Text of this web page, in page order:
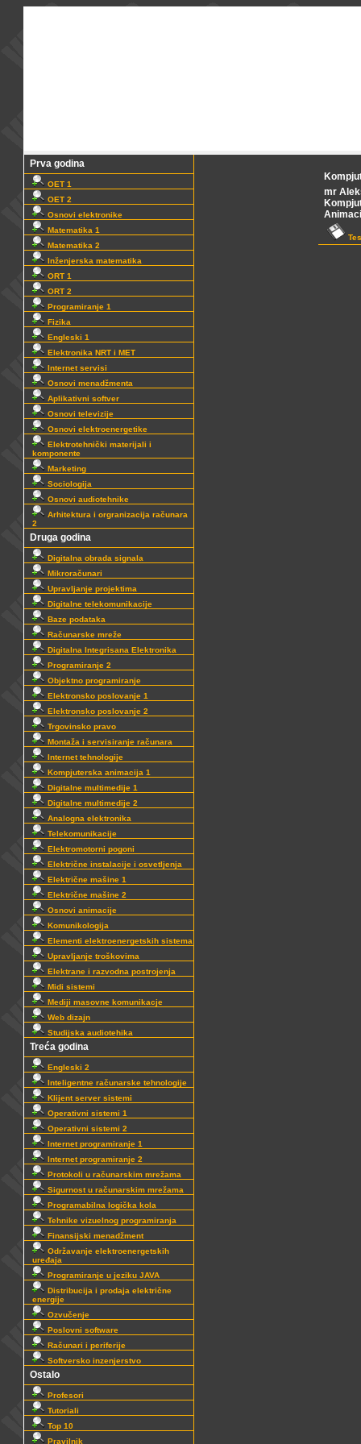
Prva godina
OET 1
OET 2
Osnovi elektronike
Matematika 1
Matematika 2
Inženjerska matematika
ORT 1
ORT 2
Programiranje 1
Fizika
Engleski 1
Elektronika NRT i MET
Internet servisi
Osnovi menadžmenta
Aplikativni softver
Osnovi televizije
Osnovi elektroenergetike
Elektrotehnički materijali i
komponente
Marketing
Sociologija
Osnovi audiotehnike
Arhitektura i orgranizacija računara
2
Druga godina
Digitalna obrada signala
Mikroračunari
Upravljanje projektima
Digitalne telekomunikacije
Baze podataka
Računarske mreže
Digitalna Integrisana Elektronika
Programiranje 2
Objektno programiranje
Elektronsko poslovanje 1
Elektronsko poslovanje 2
Trgovinsko pravo
Montaža i servisiranje računara
Internet tehnologije
Kompjuterska animacija 1
Digitalne multimedije 1
Digitalne multimedije 2
Analogna elektronika
Telekomunikacije
Elektromotorni pogoni
Električne instalacije i osvetljenja
Električne mašine 1
Električne mašine 2
Osnovi animacije
Komunikologija
Elementi elektroenergetskih sistema
Upravljanje troškovima
Elektrane i razvodna postrojenja
Midi sistemi
Mediji masovne komunikacje
Web dizajn
Studijska audiotehika
Treća godina
Engleski 2
Inteligentne računarske tehnologije
Klijent server sistemi
Operativni sistemi 1
Operativni sistemi 2
Internet programiranje 1
Internet programiranje 2
Protokoli u računarskim mrežama
Sigurnost u računarskim mrežama
Programabilna logička kola
Tehnike vizuelnog programiranja
Finansijski menadžment
Održavanje elektroenergetskih
uređaja
Programiranje u jeziku JAVA
Distribucija i prodaja električne
energije
Ozvučenje
Poslovni software
Računari i periferije
Softversko inzenjerstvo
Ostalo
Profesori
Tutoriali
Top 10
Pravilnik
mr